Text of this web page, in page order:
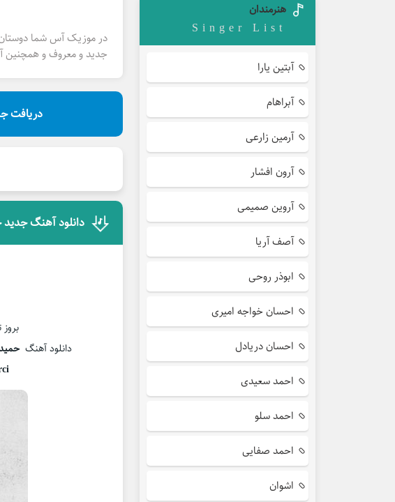
در موزیک آس شما
جدید و معروف و همچنین
دریافت
دانلود آهنگ
دانلود آهنگ
هنرمندان
Singer List
آبتین یارا
آبراهام
آرمین زارعی
آرون افشار
آروین صمیمی
آصف آریا
ابوذر روحی
احسان خواجه امیری
احسان دریادل
احمد سعیدی
احمد سلو
احمد صفایی
اشوان